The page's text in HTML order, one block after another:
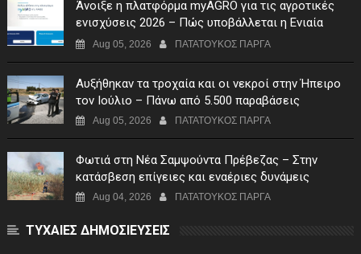
Άνοιξε η πλατφόρμα myAGRO για τις αγροτικές
ενισχύσεις 2026 – Πώς υποβάλλεται η Ενιαία
Αίτηση Ενίσχυσης
Aug 05, 2026 ΠΑΤΑΤΟΥΚΟΣ ΠΑΡΓΑ
Αυξήθηκαν τα τροχαία και οι νεκροί στην Ήπειρο
τον Ιούλιο – Πάνω από 5.500 παραβάσεις
Aug 05, 2026 ΠΑΤΑΤΟΥΚΟΣ ΠΑΡΓΑ
Φωτιά στη Νέα Σαμψούντα Πρέβεζας – Στην
κατάσβεση επίγειες και εναέριες δυνάμεις
Aug 04, 2026 ΠΑΤΑΤΟΥΚΟΣ ΠΑΡΓΑ
ΤΥΧΑΙΕΣ ΔΗΜΟΣΙΕΥΣΕΙΣ